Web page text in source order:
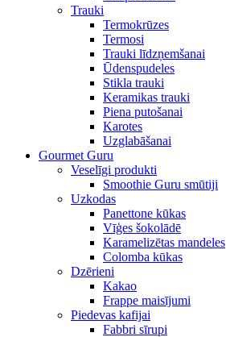
Trauki
Termokrūzes
Termosi
Trauki līdzņemšanai
Ūdenspudeles
Stikla trauki
Keramikas trauki
Piena putošanai
Karotes
Uzglabāšanai
Gourmet Guru
Veselīgi produkti
Smoothie Guru smūtiji
Uzkodas
Panettone kūkas
Vīģes šokolādē
Karamelizētas mandeles
Colomba kūkas
Dzērieni
Kakao
Frappe maisījumi
Piedevas kafijai
Fabbri sīrupi